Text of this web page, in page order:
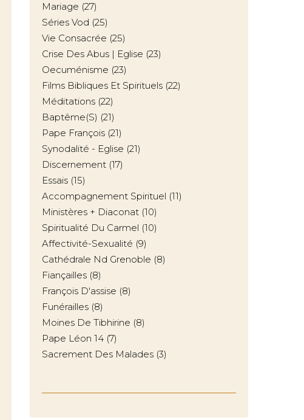
Mariage (27)
Séries Vod (25)
Vie Consacrée (25)
Crise Des Abus | Eglise (23)
Oecuménisme (23)
Films Bibliques Et Spirituels (22)
Méditations (22)
Baptême(s) (21)
Pape François (21)
Synodalité - Eglise (21)
Discernement (17)
Essais (15)
Accompagnement Spirituel (11)
Ministères + Diaconat (10)
Spiritualité Du Carmel (10)
Affectivité-Sexualité (9)
Cathédrale Nd Grenoble (8)
Fiançailles (8)
François D'assise (8)
Funérailles (8)
Moines De Tibhirine (8)
Pape Léon 14 (7)
Sacrement Des Malades (3)